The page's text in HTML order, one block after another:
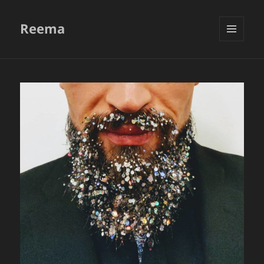
Reema